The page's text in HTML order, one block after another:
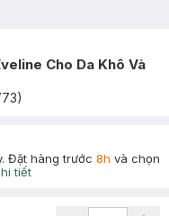
Cho Da Khô Và
)
Đặt hàng trước 8h và chọn
tiết